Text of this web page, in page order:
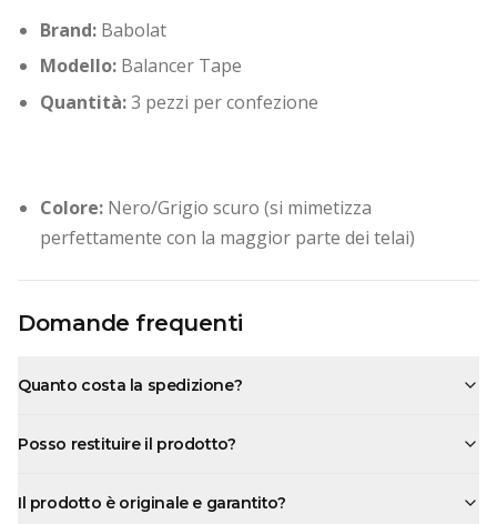
Brand: Babolat
Modello: Balancer Tape
Quantità:3 pezzi per confezione
Colore: Nero/Grigio scuro (si mimetizza
perfettamente con la maggior parte dei telai)
Domande frequenti
Quanto costa la spedizione?
Posso restituire il prodotto?
Il prodotto è originale e garantito?